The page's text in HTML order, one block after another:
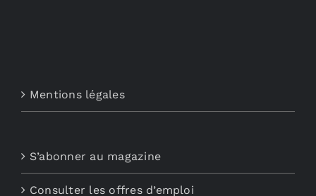
Mentions légales
S’abonner au magazine
Consulter les offres d’emploi